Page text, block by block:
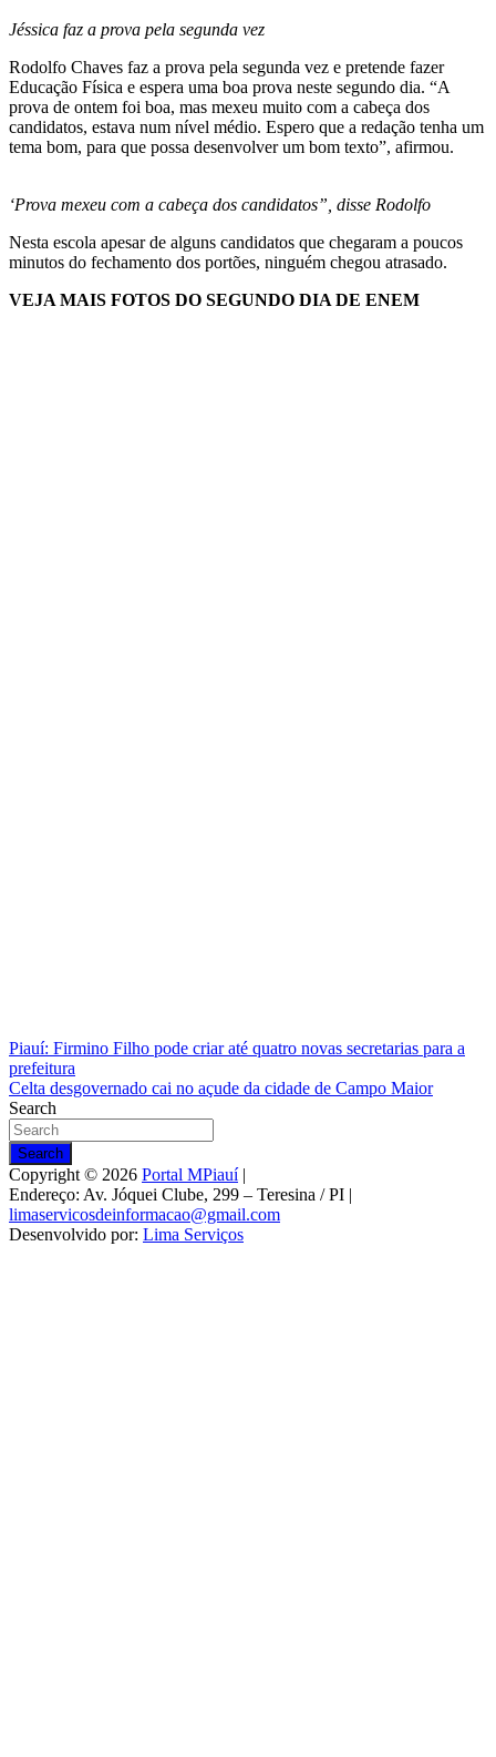
Jéssica faz a prova pela segunda vez
Rodolfo Chaves faz a prova pela segunda vez e pretende fazer
Educação Física e espera uma boa prova neste segundo dia. “A
prova de ontem foi boa, mas mexeu muito com a cabeça dos
candidatos, estava num nível médio. Espero que a redação tenha um
tema bom, para que possa desenvolver um bom texto”, afirmou.
‘Prova mexeu com a cabeça dos candidatos”, disse Rodolfo
Nesta escola apesar de alguns candidatos que chegaram a poucos
minutos do fechamento dos portões, ninguém chegou atrasado.
VEJA MAIS FOTOS DO SEGUNDO DIA DE ENEM
Navegação
de
Post
Piauí: Firmino Filho pode criar até quatro novas secretarias para a
prefeitura
Celta desgovernado cai no açude da cidade de Campo Maior
Search
Search
Copyright © 2026 Portal MPiauí|
Endereço: Av. Jóquei Clube, 299 – Teresina / PI |
limaservicosdeinformacao@gmail.com
Desenvolvido por: Lima Serviços